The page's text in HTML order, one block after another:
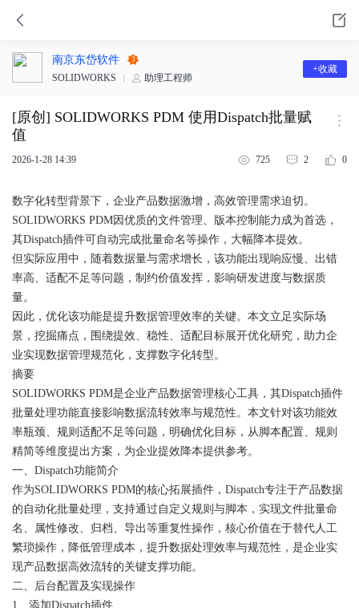
南京东岱软件 3
SOLIDWORKS 助理工程师
+收藏
[原创] SOLIDWORKS PDM 使用Dispatch批量赋
值
2026-1-28 14:39 725 2 0
数字化转型背景下，企业产品数据激增，高效管理需求迫切。
SOLIDWORKS PDM因优质的文件管理、版本控制能力成为首选，
其Dispatch插件可自动完成批量命名等操作，大幅降本提效。
但实际应用中，随着数据量与需求增长，该功能出现响应慢、出错
率高、适配不足等问题，制约价值发挥，影响研发进度与数据质
量。
因此，优化该功能是提升数据管理效率的关键。本文立足实际场
景，挖掘痛点，围绕提效、稳性、适配目标展开优化研究，助力企
业实现数据管理规范化，支撑数字化转型。
摘要
SOLIDWORKS PDM是企业产品数据管理核心工具，其Dispatch插件
批量处理功能直接影响数据流转效率与规范性。本文针对该功能效
率瓶颈、规则适配不足等问题，明确优化目标，从脚本配置、规则
精简等维度提出方案，为企业提效降本提供参考。
一、Dispatch功能简介
作为SOLIDWORKS PDM的核心拓展插件，Dispatch专注于产品数据
的自动化批量处理，支持通过自定义规则与脚本，实现文件批量命
名、属性修改、归档、导出等重复性操作，核心价值在于替代人工
繁琐操作，降低管理成本，提升数据处理效率与规范性，是企业实
现产品数据高效流转的关键支撑功能。
二、后台配置及实现操作
1、添加Dispatch插件